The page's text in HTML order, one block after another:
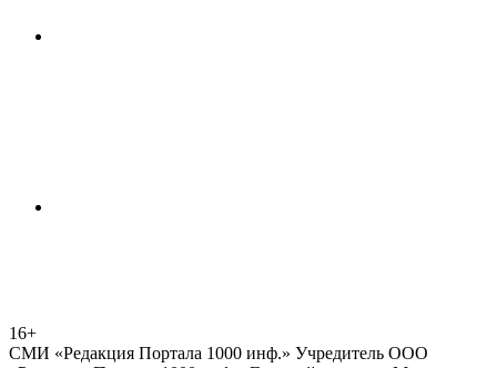
16+
СМИ «Редакция Портала 1000 инф.» Учредитель ООО